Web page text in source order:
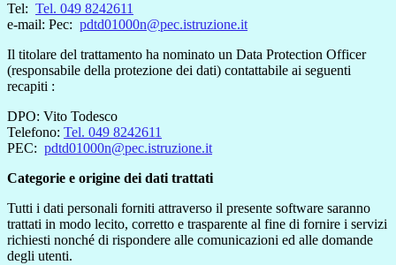
Tel: Tel. 049 8242611
e-mail: Pec: pdtd01000n@pec.istruzione.it
Il titolare del trattamento ha nominato un Data Protection Officer
(responsabile della protezione dei dati) contattabile ai seguenti
recapiti :
DPO: Vito Todesco
Telefono: Tel. 049 8242611
PEC: pdtd01000n@pec.istruzione.it
Categorie e origine dei dati trattati
Tutti i dati personali forniti attraverso il presente software saranno
trattati in modo lecito, corretto e trasparente al fine di fornire i servizi
richiesti nonché di rispondere alle comunicazioni ed alle domande
degli utenti.